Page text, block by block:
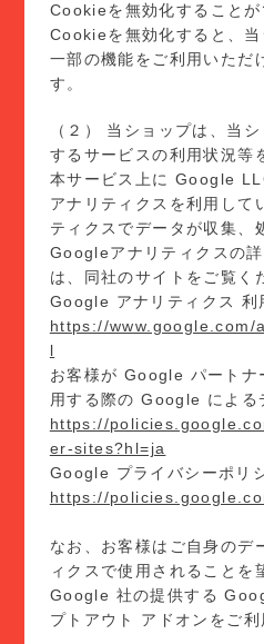
Cookieを無効化することが
Cookieを無効化すると、
一部の機能をご利用いただ
す。
（２） 当ショップは、当
するサービスの利用状況等
本サービス上に Google
アナリティクスを利用して
ティクスでデータが収集、
Googleアナリティクスの
は、同社のサイトをご覧く
Google アナリティクス 利
https://
l
お客様が Google パートナ
用する際の Google による
https://
er-sites?hl=ja
Google プライバシーポリ
https://
なお、お客様はご自身の
ィクスで使用されることを
Google 社の提供する
プトアウト アドオンをご利